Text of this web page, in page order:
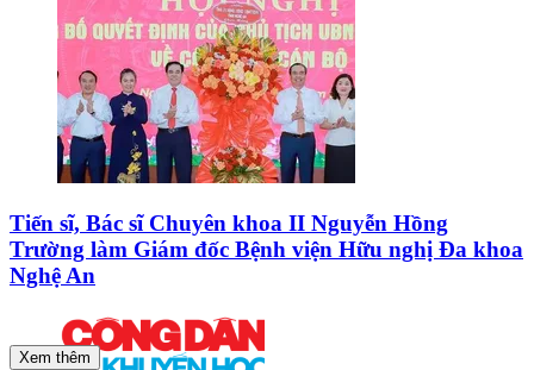
Tiến sĩ, Bác sĩ Chuyên khoa II Nguyễn Hồng
Trường làm Giám đốc Bệnh viện Hữu nghị Đa khoa
Nghệ An
Xem thêm